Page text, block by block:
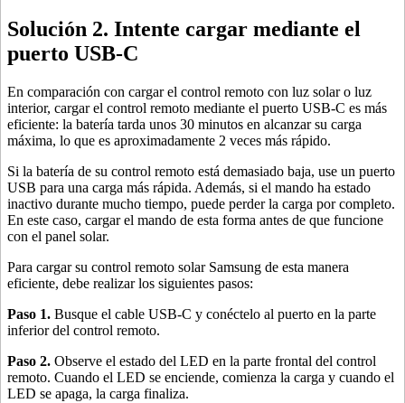
Solución 2. Intente cargar mediante el
puerto USB-C
En comparación con cargar el control remoto con luz solar o luz
interior, cargar el control remoto mediante el puerto USB-C es más
eficiente: la batería tarda unos 30 minutos en alcanzar su carga
máxima, lo que es aproximadamente 2 veces más rápido.
Si la batería de su control remoto está demasiado baja, use un puerto
USB para una carga más rápida. Además, si el mando ha estado
inactivo durante mucho tiempo, puede perder la carga por completo.
En este caso, cargar el mando de esta forma antes de que funcione
con el panel solar.
Para cargar su control remoto solar Samsung de esta manera
eficiente, debe realizar los siguientes pasos:
Paso 1. Busque el cable USB-C y conéctelo al puerto en la parte
inferior del control remoto.
Paso 2. Observe el estado del LED en la parte frontal del control
remoto. Cuando el LED se enciende, comienza la carga y cuando el
LED se apaga, la carga finaliza.